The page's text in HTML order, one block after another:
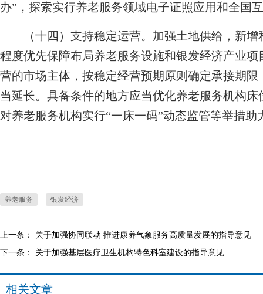
办”，探索实行养老服务领域电子证照应用和全国
（十四）支持稳定运营。 加强土地供给，新
程度优先保障布局养老服务设施和银发经济产业
营的市场主体，按稳定经营预期原则确定承接期
当延长。具备条件的地方应当优化养老服务机构
对养老服务机构实行“一床一码”动态监管等举措助
养老服务 银发经济
上一条： 关于加强协同联动 推进康养气象服务高质量发展的指导意见
下一条： 关于加强基层医疗卫生机构特色科室建设的指导意见
相关文章